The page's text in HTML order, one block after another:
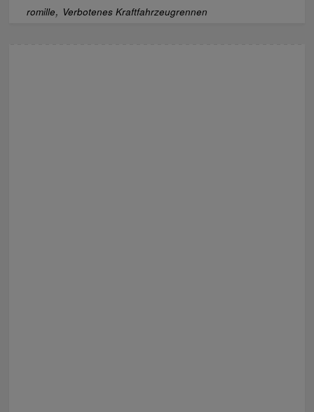
romille, Verbotenes Kraftfahrzeugrennen